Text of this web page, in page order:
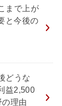
まで上が
と今後の
どうな
益2,500
理由